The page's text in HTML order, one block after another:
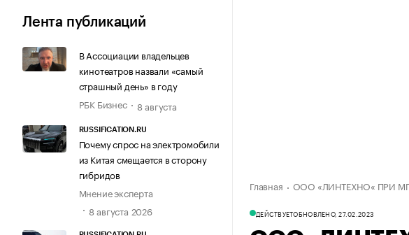
Технологии и медиа
Лента публикаций
В Ассоциации владельцев
кинотеатров назвали «самый
страшный день» в году
РБК Бизнес
8 августа
RUSSIFICATION.RU
Почему спрос на электромобили
из Китая смещается в сторону
гибридов
Мнение эксперта
8 августа 2026
Главная ООО «ЛИНТЕХНО« ПРИ
ДЕЙСТВУЕТОБНОВЛЕНО, 27.02.2023